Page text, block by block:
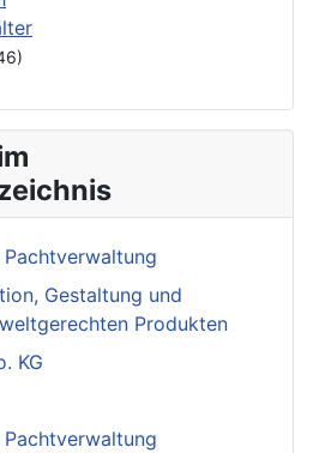
Gestaltung und
Produkten
KG